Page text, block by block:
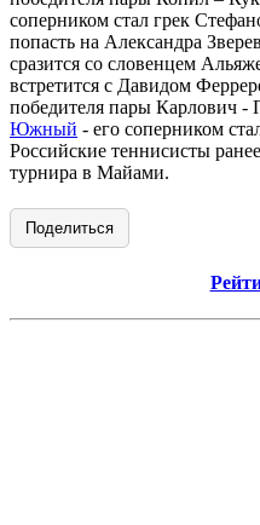
соперником стал грек
попасть на Александра
сразится со словенцем
встретится с Давидом
победителя пары Карлович -
Южный - его соперником
Российские теннисисты
турнира в Майами.
Поделиться